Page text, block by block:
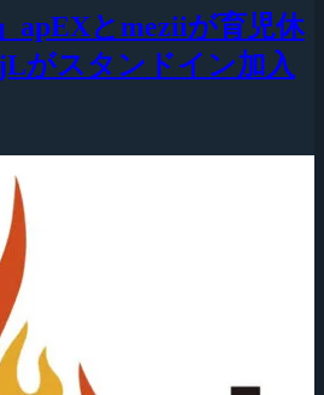
apEXとmeziiが育児休
がスタンドイン加入